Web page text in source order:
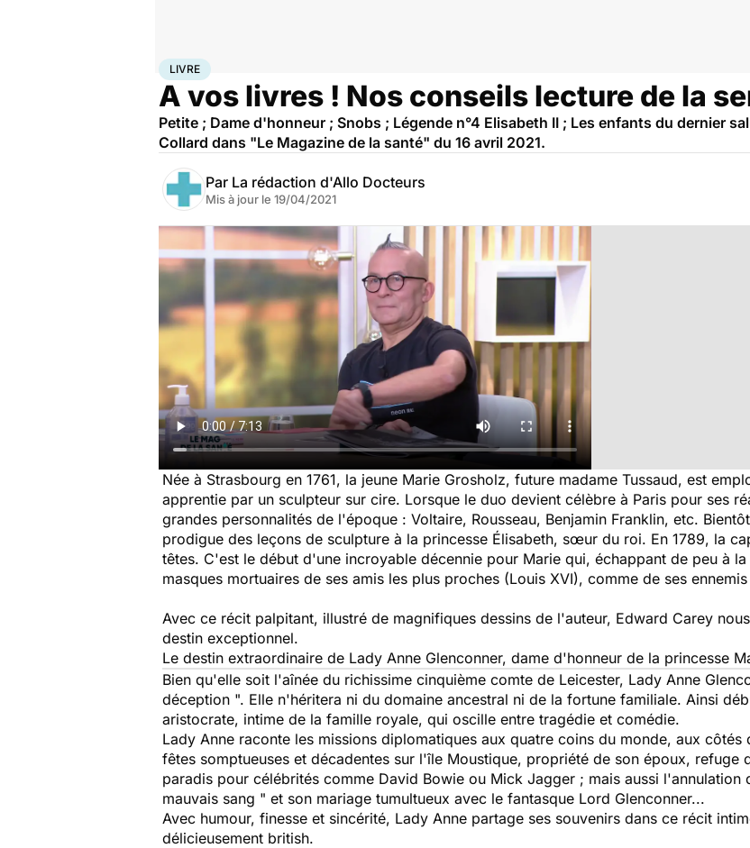
AccueilSanté
LIVRE
A vos livres ! Nos conseils lecture de la
Petite ; Dame d'honneur ; Snobs ; Légende n°4 Elisabeth II ; Les enfants du dernier
Collard dans "Le Magazine de la santé" du 16 avril 2021.
Par La rédaction d'Allo Docteurs
Mis à jour le 19/04/2021
Née à Strasbourg en 1761, la jeune Marie Grosholz, future madame Tussaud, est
apprentie par un sculpteur sur cire. Lorsque le duo devient célèbre à Paris pour ses
grandes personnalités de l'époque : Voltaire, Rousseau, Benjamin Franklin, etc.
prodigue des leçons de sculpture à la princesse Élisabeth, sœur du roi. En 1789, la
têtes. C'est le début d'une incroyable décennie pour Marie qui, échappant de peu à
masques mortuaires de ses amis les plus proches (Louis XVI), comme de ses
Avec ce récit palpitant, illustré de magnifiques dessins de l'auteur, Edward Carey
destin exceptionnel.
Le destin extraordinaire de Lady Anne Glenconner, dame d'honneur de la princesse
Bien qu'elle soit l'aînée du richissime cinquième comte de Leicester, Lady Anne
déception ". Elle n'héritera ni du domaine ancestral ni de la fortune familiale. Ainsi
aristocrate, intime de la famille royale, qui oscille entre tragédie et comédie.
Lady Anne raconte les missions diplomatiques aux quatre coins du monde, aux
fêtes somptueuses et décadentes sur l'île Moustique, propriété de son époux, refuge
paradis pour célébrités comme David Bowie ou Mick Jagger ; mais aussi l'annulation
mauvais sang " et son mariage tumultueux avec le fantasque Lord Glenconner...
Avec humour, finesse et sincérité, Lady Anne partage ses souvenirs dans ce récit
délicieusement british.